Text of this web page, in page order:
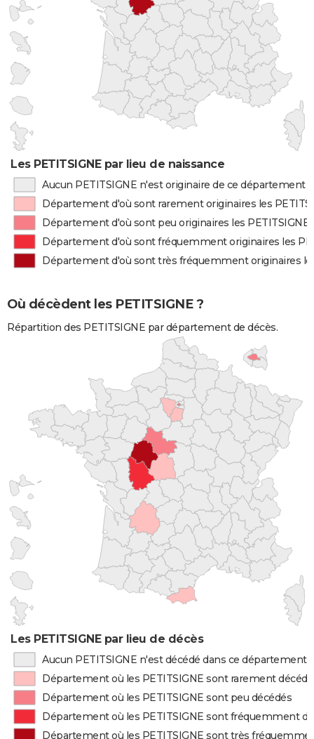
Les PETITSIGNE par lieu de naissance
Aucun PETITSIGNE n'est originaire de ce département
Département d'où sont rarement originaires les
Département d'où sont peu originaires les PETITSIGNE
Département d'où sont fréquemment originaires les
Département d'où sont très fréquemment originaires
Où décèdent les PETITSIGNE ?
Répartition des PETITSIGNE par département de décès.
Les PETITSIGNE par lieu de décès
Aucun PETITSIGNE n'est décédé dans ce département
Département où les PETITSIGNE sont rarement
Département où les PETITSIGNE sont peu décédés
Département où les PETITSIGNE sont fréquemment
Département où les PETITSIGNE sont très